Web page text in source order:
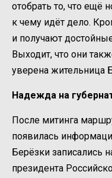
отобрать то, что ещё
к чему идёт дело.
и получают
Выходит, что они
уверена жительница
Надежда на
После митинга
появилась
Берёзки записались
президента